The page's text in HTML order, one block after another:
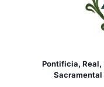
Pontificia, Real,
Sacramental